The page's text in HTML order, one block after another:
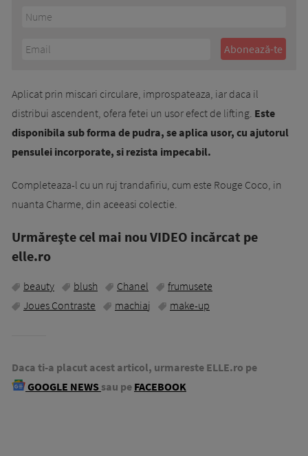
Aplicat prin miscari circulare, improspateaza, iar daca il
distribui ascendent, ofera fetei un usor efect de lifting. Este
disponibila sub forma de pudra, se aplica usor, cu ajutorul
pensulei incorporate, si rezista impecabil.
Completeaza-l cu un ruj trandafiriu, cum este Rouge Coco, in
nuanta Charme, din aceeasi colectie.
Urmăreşte cel mai nou VIDEO incărcat pe
elle.ro
beauty blush Chanel
frumusete
Joues Contraste
machiaj make-up
Daca ti-a placut acest articol, urmareste ELLE.ro pe
GOOGLE NEWS sau pe FACEBOOK